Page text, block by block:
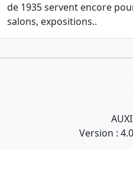
de 1935 servent encore
salons, expositions..
Version :